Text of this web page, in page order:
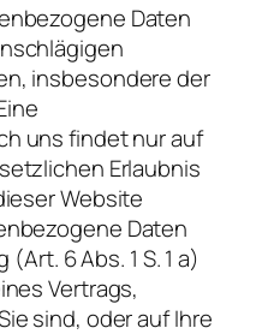
Daten
insbesondere der
uns findet nur auf
Erlaubnis
Website
Daten
6 Abs. 1 S. 1 a)
Vertrags,
sind, oder auf Ihre